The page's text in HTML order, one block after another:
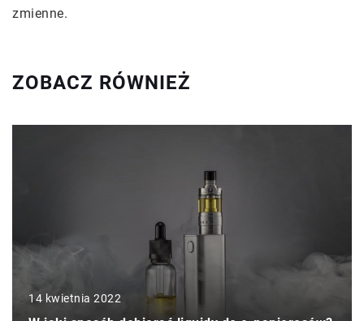
zmienne.
ZOBACZ RÓWNIEŻ
14 kwietnia 2022